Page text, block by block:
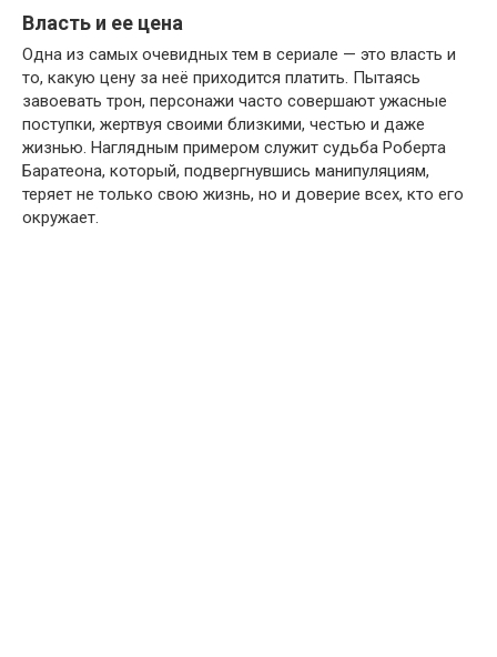
Власть и ее цена
Одна из самых очевидных тем в сериале — это власть и
то, какую цену за неё приходится платить. Пытаясь
завоевать трон, персонажи часто совершают ужасные
поступки, жертвуя своими близкими, честью и даже
жизнью. Наглядным примером служит судьба Роберта
Баратеона, который, подвергнувшись манипуляциям,
теряет не только свою жизнь, но и доверие всех, кто его
окружает.